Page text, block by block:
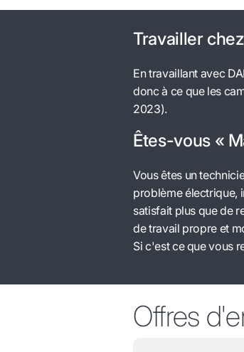
Travailler
En travaillant avec
donc à ce que les
2023).
Êtes-vous «
Vous êtes un
problème électrique,
satisfait plus que de
de travail propre et
Si c'est ce que vous
Offres